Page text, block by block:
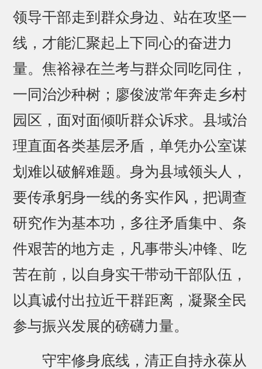
领导干部走到群众身边、站在攻坚一
线，才能汇聚起上下同心的奋进力
量。焦裕禄在兰考与群众同吃同住，
一同治沙种树；廖俊波常年奔走乡村
园区，面对面倾听群众诉求。县域治
理直面各类基层矛盾，单凭办公室谋
划难以破解难题。身为县域领头人，
要传承躬身一线的务实作风，把调查
研究作为基本功，多往矛盾集中、条
件艰苦的地方走，凡事带头冲锋、吃
苦在前，以自身实干带动干部队伍，
以真诚付出拉近干群距离，凝聚全民
参与振兴发展的磅礴力量。
守牢修身底线，清正自持永葆从